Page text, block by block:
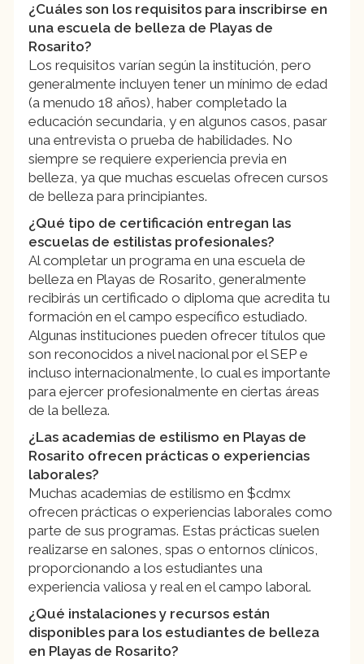
¿Cuáles son los requisitos para inscribirse en
una escuela de belleza de Playas de
Rosarito?
Los requisitos varían según la institución, pero
generalmente incluyen tener un mínimo de edad
(a menudo 18 años), haber completado la
educación secundaria, y en algunos casos, pasar
una entrevista o prueba de habilidades. No
siempre se requiere experiencia previa en
belleza, ya que muchas escuelas ofrecen cursos
de belleza para principiantes.
¿Qué tipo de certificación entregan las
escuelas de estilistas profesionales?
Al completar un programa en una escuela de
belleza en Playas de Rosarito, generalmente
recibirás un certificado o diploma que acredita tu
formación en el campo específico estudiado.
Algunas instituciones pueden ofrecer títulos que
son reconocidos a nivel nacional por el SEP e
incluso internacionalmente, lo cual es importante
para ejercer profesionalmente en ciertas áreas
de la belleza.
¿Las academias de estilismo en Playas de
Rosarito ofrecen prácticas o experiencias
laborales?
Muchas academias de estilismo en $cdmx
ofrecen prácticas o experiencias laborales como
parte de sus programas. Estas prácticas suelen
realizarse en salones, spas o entornos clínicos,
proporcionando a los estudiantes una
experiencia valiosa y real en el campo laboral.
¿Qué instalaciones y recursos están
disponibles para los estudiantes de belleza
en Playas de Rosarito?